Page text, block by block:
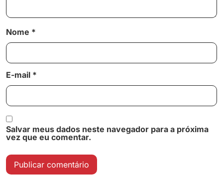
Nome *
E-mail *
Salvar meus dados neste navegador para a próxima
vez que eu comentar.